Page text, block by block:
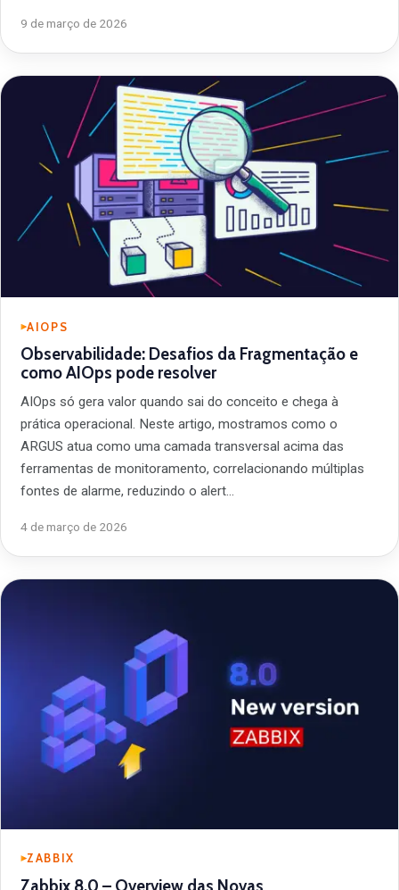
9 de março de 2026
AIOPS
Observabilidade: Desafios da Fragmentação e
como AIOps pode resolver
AIOps só gera valor quando sai do conceito e chega à
prática operacional. Neste artigo, mostramos como o
ARGUS atua como uma camada transversal acima das
ferramentas de monitoramento, correlacionando múltiplas
fontes de alarme, reduzindo o alert…
4 de março de 2026
ZABBIX
Zabbix 8.0 – Overview das Novas